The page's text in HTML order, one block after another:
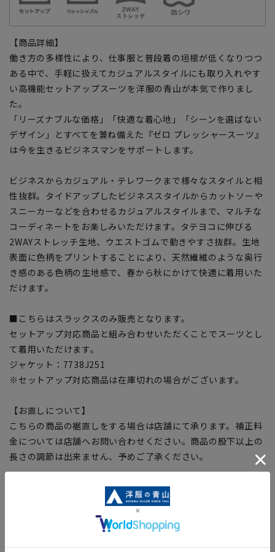
【商品詳細】
働き方の多様性により、仕事服と普段着の垣根が低くなりつつ
ある中で、手軽に扱えてカジュアルスタイルにも取り入れやす
い高機能セットアップスーツを洋服の青山が本気で作りまし
た。
「リーズナブルな価格」「快適な着心地」「シーンを選ばない
デザイン」とすべてを兼ね備えた『ゼロ プレッシャースーツ』
は今を生きるビジネスマンをサポートします。
ビジネスからカジュアル・テレワークまで様々なスタイルと相
性抜群。タイドアップしたビジネススタイルからカットソーや
スニーカーなどを合わせるカジュアルスタイルまで、マルチな
コーディネートをお楽しみいただけます。タテヨコに伸びる
2WAYストレッチ生地、ウエストゴムで動きやすさ抜群。生地
表面に色柄をプリントすることにより、天然繊維のような奥行
き感のある色柄の生地感で、春から秋にかけて快適に着用いた
だけます。
■こちらはスラックスのみ販売となります。
セットアップ対応商品と組み合わせいただくことでスーツとし
て着用いただけます。
ジャケット：7738J251
※セットアップ対応商品は在庫切れの場合がございます。
【お直しについて】
こちらの商品の裾直しをする場合は店舗にて承ります。補正料
金については店舗へお問い合わせください。商品の股下以上の
長さの調節は出来ません、予めご了承ください。
【ウエスト対応サイズ】
[76/S]ウエスト:76～79cm
[79/M]ウエスト:79～82cm
[82/L]ウエスト:82～85cm
[85/LL]ウエスト:85～88cm